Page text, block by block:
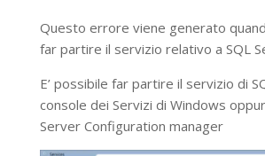
Questo errore viene generato
far partire il servizio relativo a SQL
E’ possibile far partire il servizio di
console dei Servizi di Windows
Server Configuration manager